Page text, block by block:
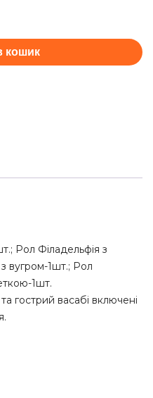
кошик
Рол Філадельфія з
вугром-1шт.; Рол
1шт.
гострий васабі включені